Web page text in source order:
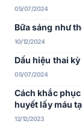
05/07/2024
Bữa sáng như
10/12/2024
Dấu hiệu thai
05/07/2024
Cách khắc
huyết lấy máu
12/12/2023